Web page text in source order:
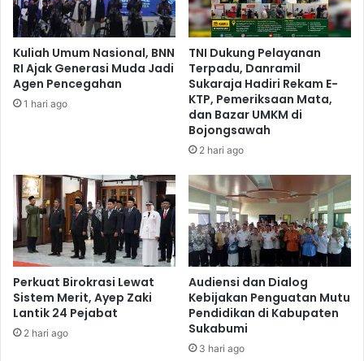
Kuliah Umum Nasional, BNN
RI Ajak Generasi Muda Jadi
Agen Pencegahan
1 hari ago
TNI Dukung Pelayanan
Terpadu, Danramil
Sukaraja Hadiri Rekam E-
KTP, Pemeriksaan Mata,
dan Bazar UMKM di
Bojongsawah
2 hari ago
Perkuat Birokrasi Lewat
Sistem Merit, Ayep Zaki
Lantik 24 Pejabat
2 hari ago
Audiensi dan Dialog
Kebijakan Penguatan Mutu
Pendidikan di Kabupaten
Sukabumi
3 hari ago